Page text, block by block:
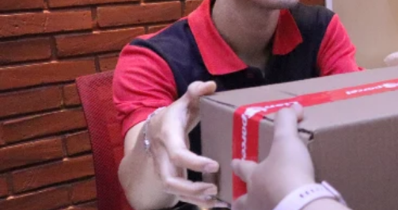
Korporasi
Daftar jadi Mitra
Lacak pendaftaran Mitra